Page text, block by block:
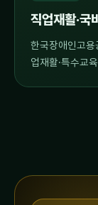
직업재활·국
한국장애인고용
업재활·특수교